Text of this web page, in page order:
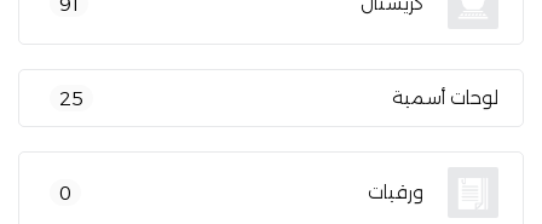
لوحات أسمية 25
ورقيات 0